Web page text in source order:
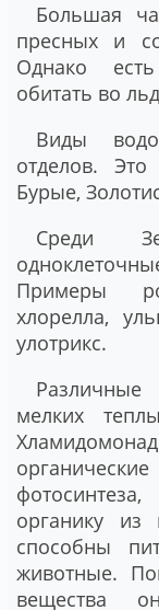
Большая
пресных и
Однако
обитать во
Виды
отделов.
Бурые,
Среди
Примеры
хлорелла,
улотрикс.
мелких
органику
способны
животные.
вещества